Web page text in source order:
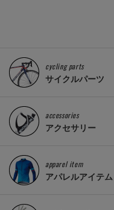
cycling parts
サイクルパーツ
accessories
アクセサリー
apparel item
アパレルアイテム